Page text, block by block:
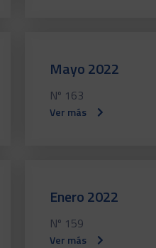
Mayo 2022
Nº 163
Ver más
Enero 2022
Nº 159
Ver más